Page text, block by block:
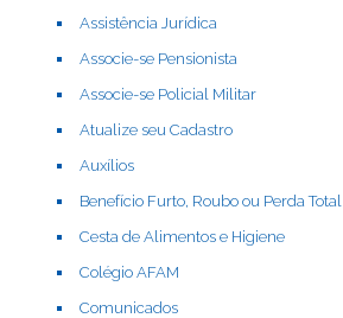
Assistência Jurídica
Associe-se Pensionista
Associe-se Policial Militar
Atualize seu Cadastro
Auxílios
Benefício Furto, Roubo ou Perda Total
Cesta de Alimentos e Higiene
Colégio AFAM
Comunicados